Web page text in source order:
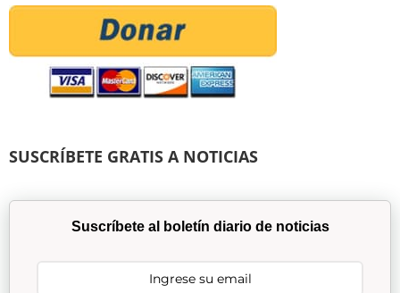
SUSCRÍBETE GRATIS A NOTICIAS
Suscríbete al boletín diario de noticias